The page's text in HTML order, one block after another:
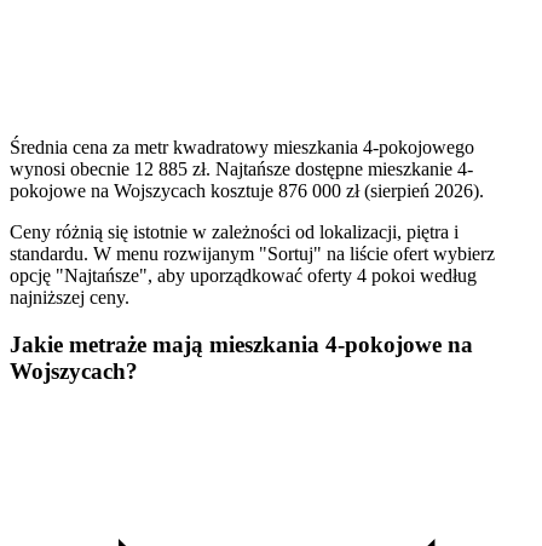
Średnia cena za metr kwadratowy mieszkania 4-pokojowego
wynosi obecnie 12 885 zł. Najtańsze dostępne mieszkanie 4-
pokojowe na Wojszycach kosztuje 876 000 zł (sierpień 2026).
Ceny różnią się istotnie w zależności od lokalizacji, piętra i
standardu. W menu rozwijanym "Sortuj" na liście ofert wybierz
opcję "Najtańsze", aby uporządkować oferty 4 pokoi według
najniższej ceny.
Jakie metraże mają mieszkania 4-pokojowe na
Wojszycach?